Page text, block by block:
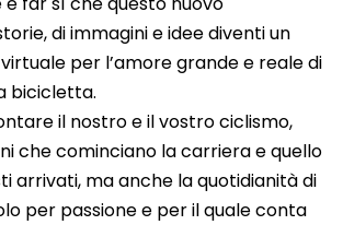
di immagini e idee diventi un
per l’amore grande e reale di
bicicletta.
il nostro e il vostro ciclismo,
che cominciano la carriera e quello
arrivati, ma anche la quotidianità di
per passione e per il quale conta